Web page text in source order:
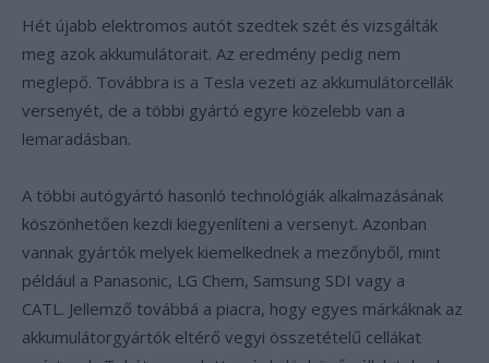
Hét újabb elektromos autót szedtek szét és vizsgálták
meg azok akkumulátorait. Az eredmény pedig nem
meglepő. Továbbra is a Tesla vezeti az akkumulátorcellák
versenyét, de a többi gyártó egyre közelebb van a
lemaradásban.
A többi autógyártó hasonló technológiák alkalmazásának
köszönhetően kezdi kiegyenlíteni a versenyt. Azonban
vannak gyártók melyek kiemelkednek a mezőnyből, mint
például a Panasonic, LG Chem, Samsung SDI vagy a
CATL. Jellemző továbbá a piacra, hogy egyes márkáknak az
akkumulátorgyártók eltérő vegyi összetételű cellákat